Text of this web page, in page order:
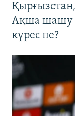
Ақша шашу
күрес пе?